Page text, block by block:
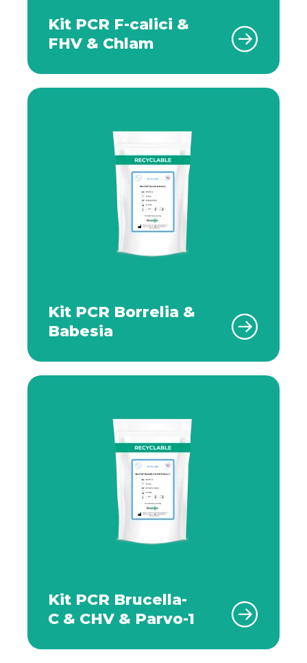
Kit PCR F-calici &
FHV & Chlam
Kit PCR Borrelia &
Babesia
Kit PCR Brucella-
C & CHV & Parvo-1